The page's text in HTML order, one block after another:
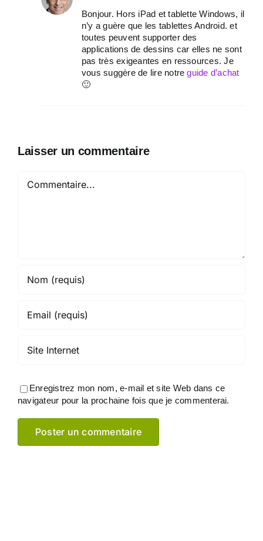
Bonjour. Hors iPad et tablette Windows, il
n’y a guère que les tablettes Android. et
toutes peuvent supporter des
applications de dessins car elles ne sont
pas très exigeantes en ressources. Je
vous suggère de lire notreguide d’achat
🙂
Laisser un commentaire
Enregistrez mon nom, e-mail et site Web dans ce
navigateur pour la prochaine fois que je commenterai.